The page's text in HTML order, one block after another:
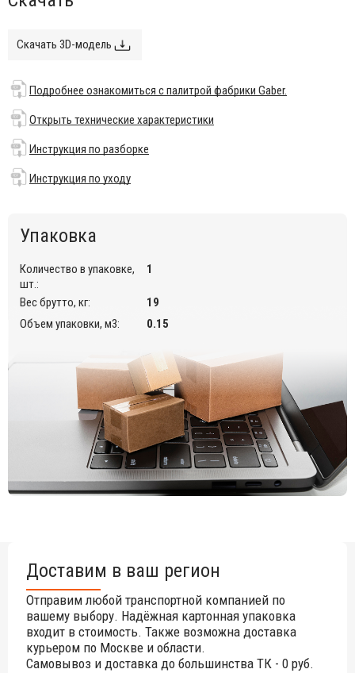
ожидания и даже частных интерьеров.
Возможные размеры стола:
600х800х750 мм;
600х1200х750 мм;.
Особенности:
металла и технополимера.
ламинат.
Подробнее ознакомиться с палитрой фабрики Gaber.
Открыть технические характеристики
Инструкция по разборке.
Инструкция по уходу.
Цена на сайте указана за модель со столешницей
из композитного материала compactop
размером
600х600х750 мм. Цены на другие модели Вы можете
уточнить у менеджеров.
Скачать 3D-модель
Подробнее ознакомиться с палитрой фабрики Gaber.
Открыть технические характеристики
Инструкция по разборке
Инструкция по уходу
Упаковка
Количество в упаковке,
шт.:
1
Вес брутто, кг:
19
Объем упаковки, м3:
0.15
Доставим в ваш регион
Отправим любой транспортной компанией по
вашему выбору. Надёжная картонная упаковка
входит в стоимость. Также возможна доставка
курьером по Москве и области.
Самовывоз и доставка до большинства ТК - 0 руб.